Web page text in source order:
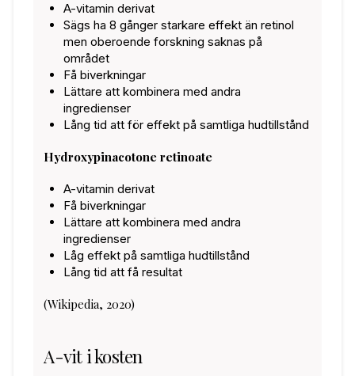
A-vitamin derivat
Sägs ha 8 gånger starkare effekt än retinol
men oberoende forskning saknas på
området
Få biverkningar
Lättare att kombinera med andra
ingredienser
Lång tid att för effekt på samtliga hudtillstånd
Hydroxypinacotone retinoate
A-vitamin derivat
Få biverkningar
Lättare att kombinera med andra
ingredienser
Låg effekt på samtliga hudtillstånd
Lång tid att få resultat
(Wikipedia, 2020)
A-vit i kosten